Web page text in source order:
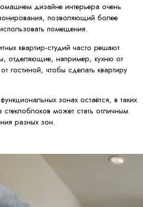
дизайне интерьера очень
позволяющий более
помещения.
квартир-студий часто решают
отделяющие, например, кухню от
гостиной, чтобы сделать квартиру
зонах остаётся, в таких
стеклоблоков может стать отличным
разных зон.